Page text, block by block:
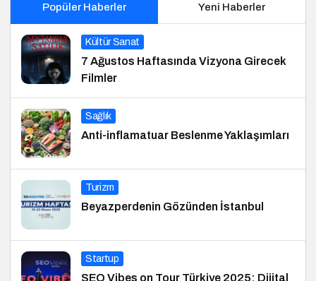
Popüler Haberler Yeni Haberler
Kültür Sanat
7 Ağustos Haftasında Vizyona Girecek
Filmler
Sağlık
Anti-inflamatuar Beslenme Yaklaşımları
Turizm
Beyazperdenin Gözünden İstanbul
Startup
SEO Vibes on Tour Türkiye 2025: Dijital